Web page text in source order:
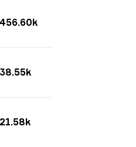
456.60k
38.55k
21.58k